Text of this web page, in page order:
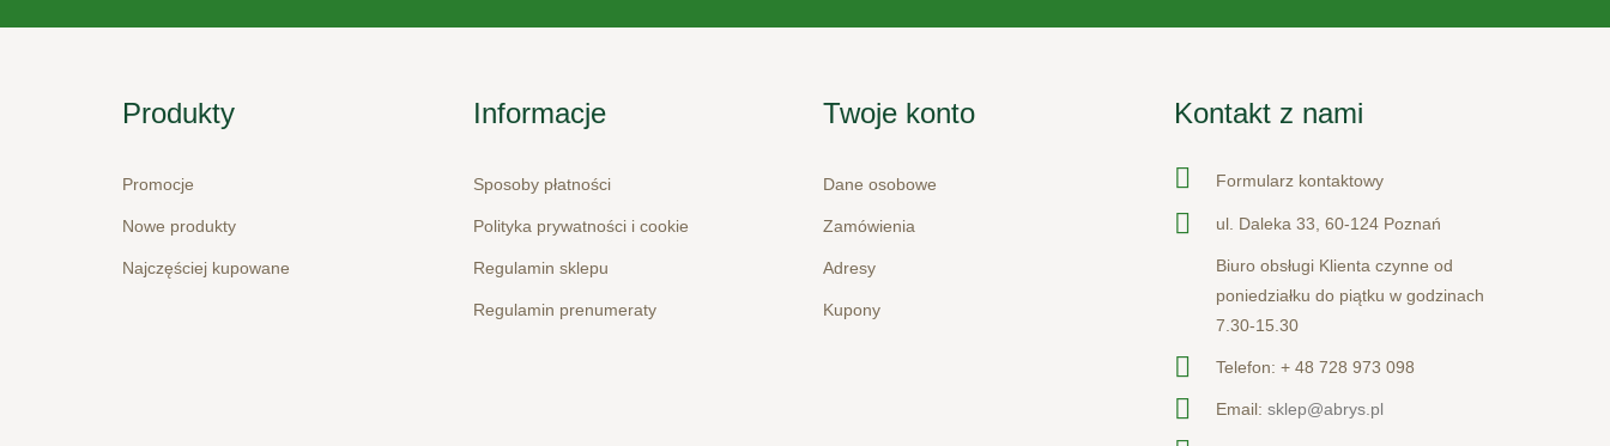
Produkty
Promocje
Nowe produkty
Najczęściej kupowane
Informacje
Sposoby płatności
Polityka prywatności i cookie
Regulamin sklepu
Regulamin prenumeraty
Twoje konto
Dane osobowe
Zamówienia
Adresy
Kupony
Kontakt z nami
Formularz kontaktowy
ul. Daleka 33, 60-124 Poznań
Biuro obsługi Klienta czynne od
poniedziałku do piątku w godzinach
7.30-15.30
Telefon: + 48 728 973 098
Email: sklep@abrys.pl